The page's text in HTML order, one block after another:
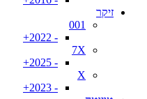
זיקר
001
- 2022+
7X
- 2025+
X
- 2023+